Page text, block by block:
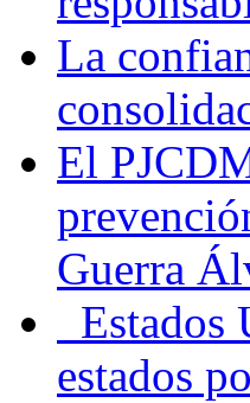
La
El
Guerra
Estados
estados